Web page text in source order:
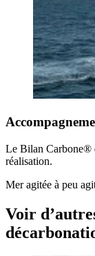
Le Bilan Carbone®
réalisation.
Mer agitée à peu
Voir